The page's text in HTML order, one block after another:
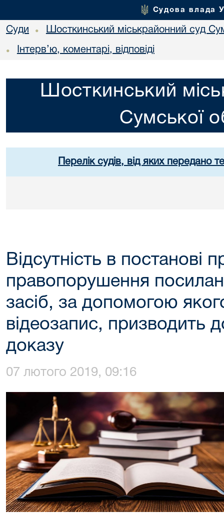
Судова влада
Суди • Шосткинський міськрайонний суд
• Інтерв’ю, коментарі, відповіді
Шосткинський
Сумської
Перелік судів, від яких передано
Відсутність в постанові
правопорушення
засіб, за допомогою
відеозапис, призводить
доказу
07 лютого 2019, 09:16